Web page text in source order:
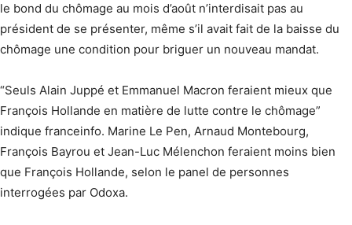
le bond du chômage au mois d’août n’interdisait pas au
président de se présenter, même s’il avait fait de la baisse du
chômage une condition pour briguer un nouveau mandat.
“Seuls Alain Juppé et Emmanuel Macron feraient mieux que
François Hollande en matière de lutte contre le chômage”
indique franceinfo. Marine Le Pen, Arnaud Montebourg,
François Bayrou et Jean-Luc Mélenchon feraient moins bien
que François Hollande, selon le panel de personnes
interrogées par Odoxa.